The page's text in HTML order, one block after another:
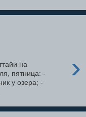
›
на
пятница: -
у озера; -